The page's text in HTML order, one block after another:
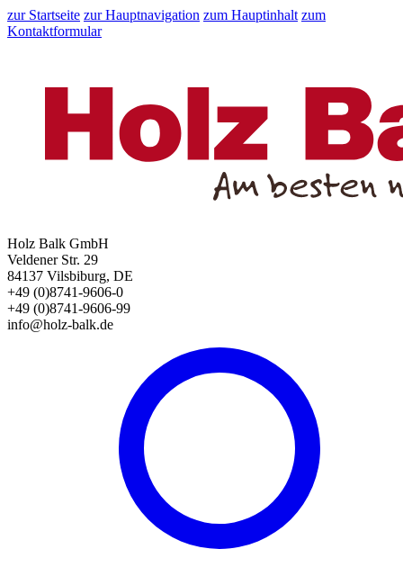
zur Startseite zur Hauptnavigation zum Hauptinhalt zum
Kontaktformular
Holz Balk GmbH
Veldener Str. 29
84137 Vilsbiburg, DE
+49 (0)8741-9606-0
+49 (0)8741-9606-99
info@holz-balk.de